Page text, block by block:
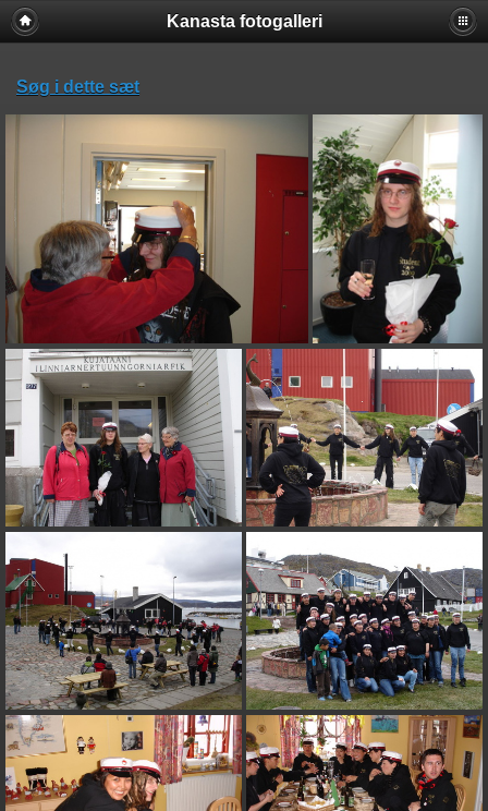
Kanasta fotogalleri
Søg i dette sæt